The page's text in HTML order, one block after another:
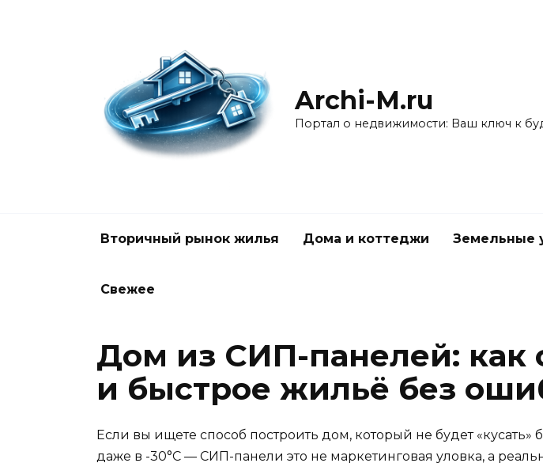
Archi-M.ru
Портал о недвижимости: Ваш ключ к
Вторичный рынок жилья Дома и коттеджи Земельные
Свежее
Дом из СИП-панелей: как
и быстрое жильё без
Если вы ищете способ построить дом, который не будет
даже в -30°C — СИП-панели это не маркетинговая уловка, а